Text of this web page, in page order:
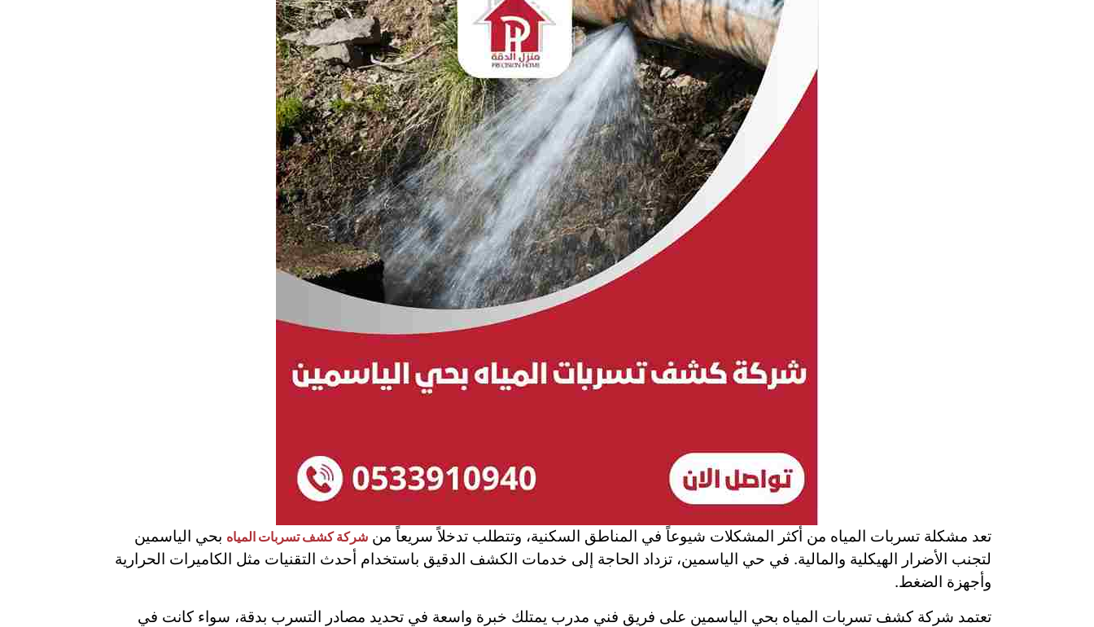
تعد مشكلة تسربات المياه من أكثر المشكلات شيوعاً في المناطق السكنية، وتتطلب تدخلاً سريعاً منشركة كشف تسربات المياه بحي الياسمين
لتجنب الأضرار الهيكلية والمالية. في حي الياسمين، تزداد الحاجة إلى خدمات الكشف الدقيق باستخدام أحدث التقنيات مثل الكاميرات الحرارية
وأجهزة الضغط.
تعتمد شركة كشف تسربات المياه بحي الياسمين على فريق فني مدرب يمتلك خبرة واسعة في تحديد مصادر التسرب بدقة، سواء كانت في